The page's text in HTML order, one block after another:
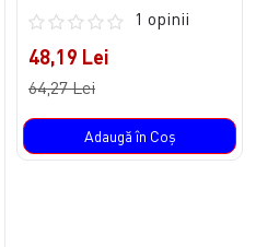
1 opinii
48,19 Lei
64,27 Lei
Adaugă în Coş